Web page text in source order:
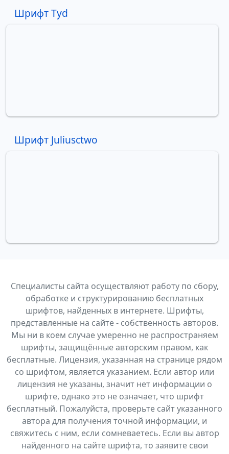
Шрифт Tyd
Шрифт Juliusctwo
Специалисты сайта осуществляют работу по сбору,
обработке и структурированию бесплатных
шрифтов, найденных в интернете. Шрифты,
представленные на сайте - собственность авторов.
Мы ни в коем случае умеренно не распространяем
шрифты, защищённые авторским правом, как
бесплатные. Лицензия, указанная на странице рядом
со шрифтом, является указанием. Если автор или
лицензия не указаны, значит нет информации о
шрифте, однако это не означает, что шрифт
бесплатный. Пожалуйста, проверьте сайт указанного
автора для получения точной информации, и
свяжитесь с ним, если сомневаетесь. Если вы автор
найденного на сайте шрифта, то заявите свои